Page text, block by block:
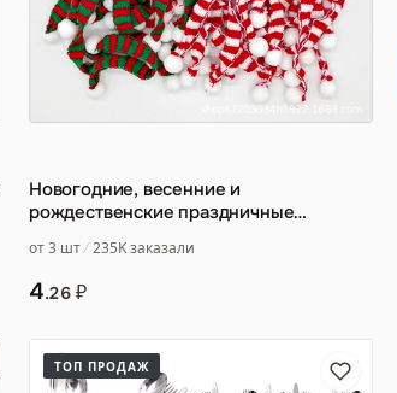
Новогодние, весенние и
рождественские праздничные
зеленые у…
от 3 шт 235K заказали
4.26 ₽
ТОП ПРОДАЖ